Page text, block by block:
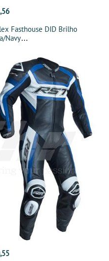
Fasthouse DID Brilho
Navy